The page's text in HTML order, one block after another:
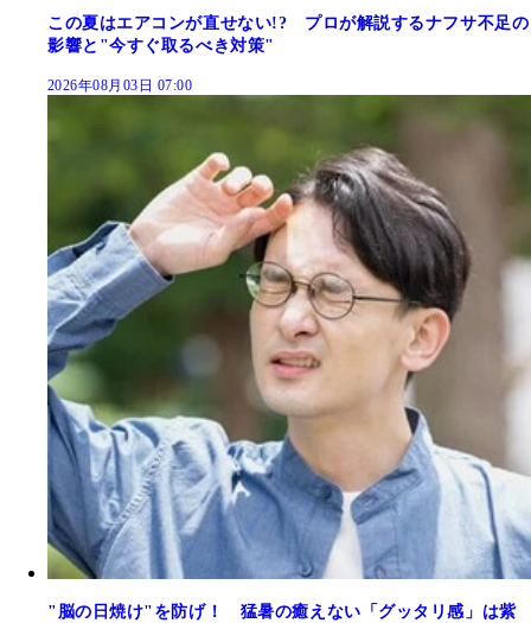
この夏はエアコンが直せない!? プロが解説するナフサ不足の
影響と"今すぐ取るべき対策"
2026年08月03日 07:00
"脳の日焼け"を防げ！ 猛暑の癒えない「グッタリ感」は紫